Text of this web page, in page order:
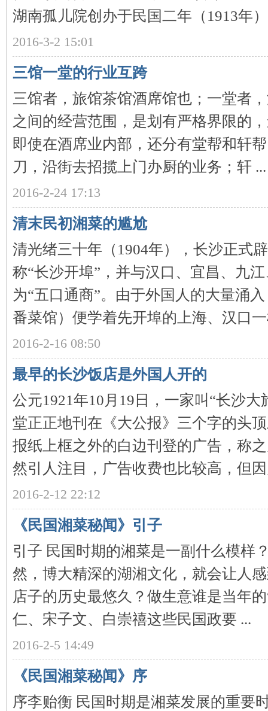
网
湖南孤儿院创办于民国二年（1913年
2016-3-2 15:01
三馆一堂的行业互跨
三馆者，旅馆茶馆酒席馆也；一堂者
之间的经营范围，是划有严格界限的
即使在酒席业内部，还分有堂帮和轩
刀，沿街去招揽上门办厨的业务；轩 ...
2016-2-24 17:13
清末民初湘菜的尴尬
清光绪三十年（1904年），长沙正式
称“长沙开埠”，并与汉口、宜昌、九
为“五口通商”。由于外国人的大量涌
番菜馆）便学着先开埠的上海、汉口
2016-2-16 08:50
最早的长沙饭店是外国人开的
公元1921年10月19日，一家叫“长沙大
堂正正地刊在《大公报》三个字的头
报纸上框之外的白边刊登的广告，称
然引人注目，广告收费也比较高，但
2016-2-12 22:12
《民国湘菜秘闻》引子
引子 民国时期的湘菜是一副什么模样
然，博大精深的湖湘文化，就会让人
店子的历史最悠久？做生意谁是当年
仁、宋子文、白崇禧这些民国政要 ...
2016-2-5 14:49
《民国湘菜秘闻》序
序李贻衡 民国时期是湘菜发展的重要